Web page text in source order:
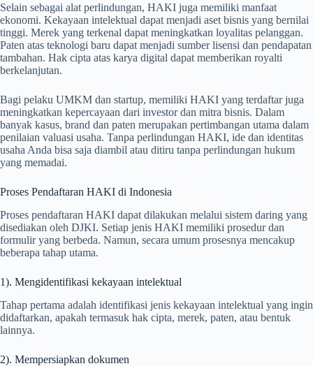
Selain sebagai alat perlindungan, HAKI juga memiliki manfaat
ekonomi. Kekayaan intelektual dapat menjadi aset bisnis yang bernilai
tinggi. Merek yang terkenal dapat meningkatkan loyalitas pelanggan.
Paten atas teknologi baru dapat menjadi sumber lisensi dan pendapatan
tambahan. Hak cipta atas karya digital dapat memberikan royalti
berkelanjutan.
Bagi pelaku UMKM dan startup, memiliki HAKI yang terdaftar juga
meningkatkan kepercayaan dari investor dan mitra bisnis. Dalam
banyak kasus, brand dan paten merupakan pertimbangan utama dalam
penilaian valuasi usaha. Tanpa perlindungan HAKI, ide dan identitas
usaha Anda bisa saja diambil atau ditiru tanpa perlindungan hukum
yang memadai.
Proses Pendaftaran HAKI di Indonesia
Proses pendaftaran HAKI dapat dilakukan melalui sistem daring yang
disediakan oleh DJKI. Setiap jenis HAKI memiliki prosedur dan
formulir yang berbeda. Namun, secara umum prosesnya mencakup
beberapa tahap utama.
1). Mengidentifikasi kekayaan intelektual
Tahap pertama adalah identifikasi jenis kekayaan intelektual yang ingin
didaftarkan, apakah termasuk hak cipta, merek, paten, atau bentuk
lainnya.
2). Mempersiapkan dokumen